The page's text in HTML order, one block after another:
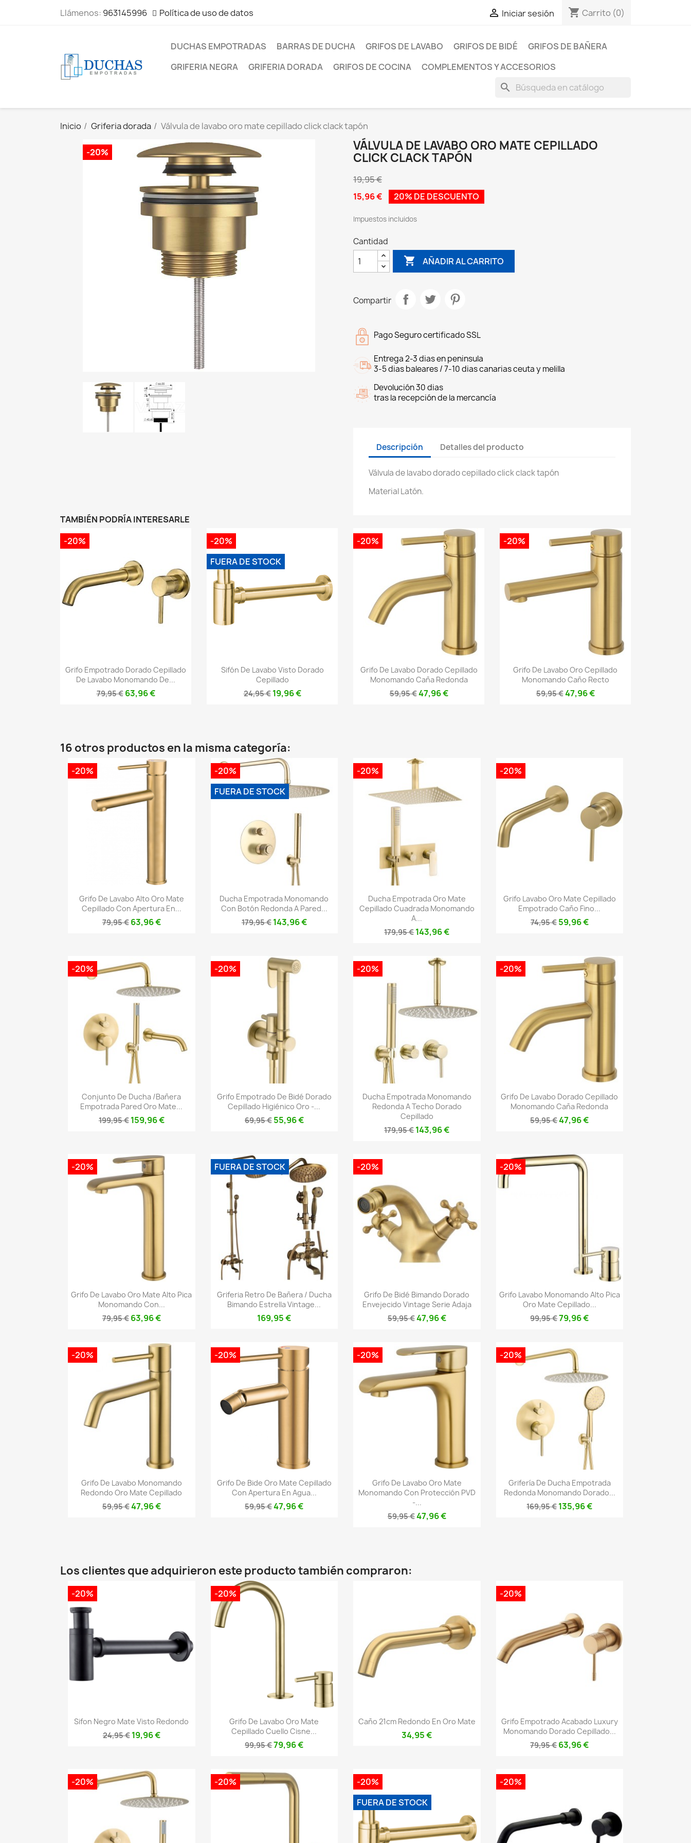
Llámenos: 963145996 Política de uso de datos  Iniciar sesión shopping_cart Carrito (0)
DUCHAS EMPOTRADAS BARRAS DE DUCHA GRIFOS DE LAVABO GRIFOS DE BIDÉ
GRIFOS DE BAÑERA
GRIFERIA NEGRA
GRIFERIA DORADA GRIFOS DE COCINA COMPLEMENTOS Y ACCESORIOS
search
Inicio Griferia dorada Válvula de lavabo oro mate cepillado click clack tapón
-20%
VÁLVULA DE LAVABO ORO MATE CEPILLADO
CLICK CLACK TAPÓN
19,95 €
15,96 €
20% DE DESCUENTO
Impuestos incluidos
Cantidad
 AÑADIR AL CARRITO
Compartir
Pago Seguro certificado SSL
Entrega 2-3 dias en peninsula
3-5 dias baleares / 7-10 dias canarias ceuta y melilla
Devolución 30 dias
tras la recepción de la mercancía
Descripción Detalles del producto
Válvula de lavabo dorado cepillado click clack tapón
Material Latón.
TAMBIÉN PODRÍA INTERESARLE
Vista rápida
Grifo Empotrado Dorado Cepillado
De Lavabo Monomando De...
79,95 € 63,96 €
-20%
 Vista rápida
Sifón De Lavabo Visto Dorado
Cepillado
24,95 € 19,96 €
-20%
FUERA DE STOCK
Vista rápida
Grifo De Lavabo Dorado Cepillado
Monomando Caña Redonda
59,95 €47,96 €
-20%
Vista rápida
Grifo De Lavabo Oro Cepillado
Monomando Caño Recto
59,95 €47,96 €
-20%
16 otros productos en la misma categoría:
Vista rápida
Grifo De Lavabo Alto Oro Mate
Cepillado Con Apertura En...
79,95 € 63,96 €
-20%
Vista rápida
Ducha Empotrada Monomando
Con Botón Redonda A Pared...
179,95 € 143,96 €
-20%
FUERA DE STOCK
Vista rápida
Ducha Empotrada Oro Mate
Cepillado Cuadrada Monomando
A...
179,95 €143,96 €
-20%
Vista rápida
Grifo Lavabo Oro Mate Cepillado
Empotrado Caño Fino...
74,95 € 59,96 €
-20%
Vista rápida
Conjunto De Ducha /bañera
Empotrada Pared Oro Mate...
199,95 € 159,96 €
-20%
Vista rápida
Grifo Empotrado De Bidé Dorado
Cepillado Higiénico Oro -...
69,95 € 55,96 €
-20%
Vista rápida
Ducha Empotrada Monomando
Redonda A Techo Dorado
Cepillado
179,95 €143,96 €
-20%
Vista rápida
Grifo De Lavabo Dorado Cepillado
Monomando Caña Redonda
59,95 €47,96 €
-20%
Vista rápida
Grifo De Lavabo Oro Mate Alto Pica
Monomando Con...
79,95 € 63,96 €
-20%
Vista rápida
Griferia Retro De Bañera / Ducha
Bimando Estrella Vintage...
169,95 €
FUERA DE STOCK
Vista rápida
Grifo De Bidé Bimando Dorado
Envejecido Vintage Serie Adaja
59,95 €47,96 €
-20%
Vista rápida
Grifo Lavabo Monomando Alto Pica
Oro Mate Cepillado...
99,95 €79,96 €
-20%
 Vista rápida
Grifo De Lavabo Monomando
Redondo Oro Mate Cepillado
59,95 €47,96 €
-20%
Vista rápida
Grifo De Bide Oro Mate Cepillado
Con Apertura En Agua...
59,95 €47,96 €
-20%
Vista rápida
Grifo De Lavabo Oro Mate
Monomando Con Protección PVD
-...
59,95 €47,96 €
-20%
Vista rápida
Grifería De Ducha Empotrada
Redonda Monomando Dorado...
169,95 €135,96 €
-20%
Los clientes que adquirieron este producto también compraron:
Vista rápida
Sifon Negro Mate Visto Redondo
24,95 € 19,96 €
-20%
Vista rápida
Grifo De Lavabo Oro Mate
Cepillado Cuello Cisne...
99,95 €79,96 €
-20%
Vista rápida
Caño 21cm Redondo En Oro Mate
34,95 €
Vista rápida
Grifo Empotrado Acabado Luxury
Monomando Dorado Cepillado...
79,95 €63,96 €
-20%
-20% -20%
-20%
FUERA DE STOCK
-20%